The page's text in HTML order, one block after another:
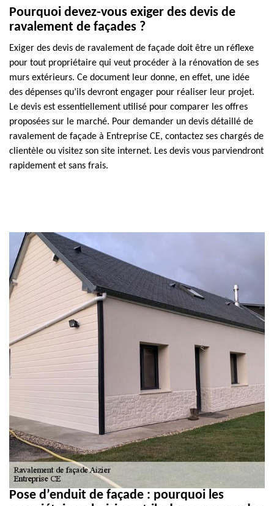
Pourquoi devez-vous exiger des devis de
ravalement de façades ?
Exiger des devis de ravalement de façade doit être un réflexe
pour tout propriétaire qui veut procéder à la rénovation de ses
murs extérieurs. Ce document leur donne, en effet, une idée
des dépenses qu’ils devront engager pour réaliser leur projet.
Le devis est essentiellement utilisé pour comparer les offres
proposées sur le marché. Pour demander un devis détaillé de
ravalement de façade à Entreprise CE, contactez ses chargés de
clientèle ou visitez son site internet. Les devis vous parviendront
rapidement et sans frais.
Pose d’enduit de façade : pourquoi les